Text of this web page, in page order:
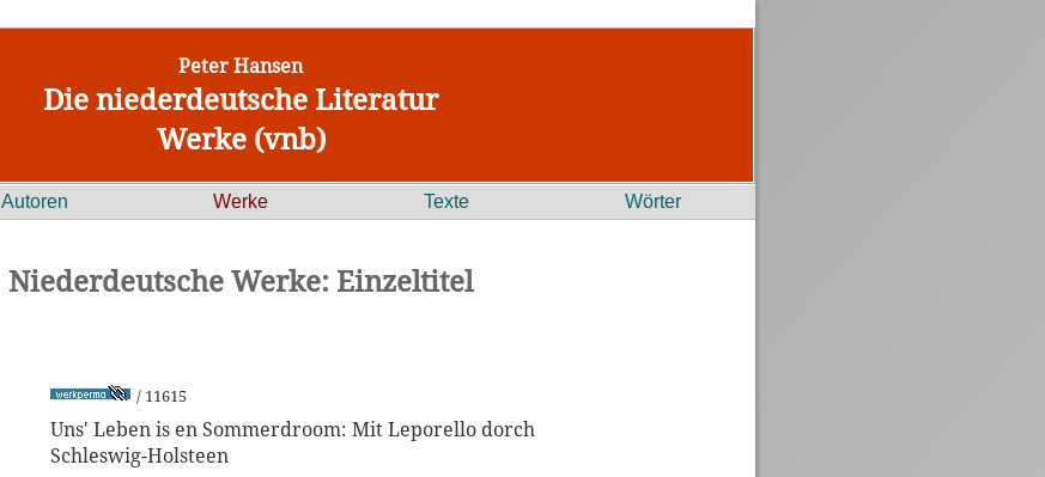
Peter Hansen
Die niederdeutsche Literatur
Werke (vnb)
Autoren Werke Texte Wörter
Niederdeutsche Werke: Einzeltitel
/ 11615
Uns' Leben is en Sommerdroom: Mit Leporello dorch
Schleswig-Holsteen